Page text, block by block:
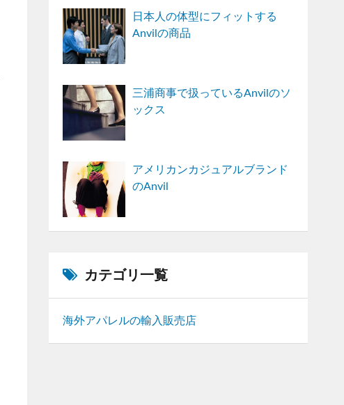
日本人の体型にフィットする
Anvilの商品
三浦商事で扱っているAnvilのソ
ックス
アメリカンカジュアルブランド
のAnvil
カテゴリ一覧
海外アパレルの輸入販売店